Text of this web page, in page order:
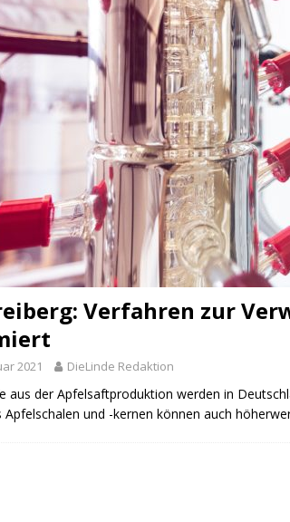
Verfahren zur
2021 DieLinde Redaktion
aus der Apfelsaftproduktion werden in
Apfelschalen und -kernen können auch